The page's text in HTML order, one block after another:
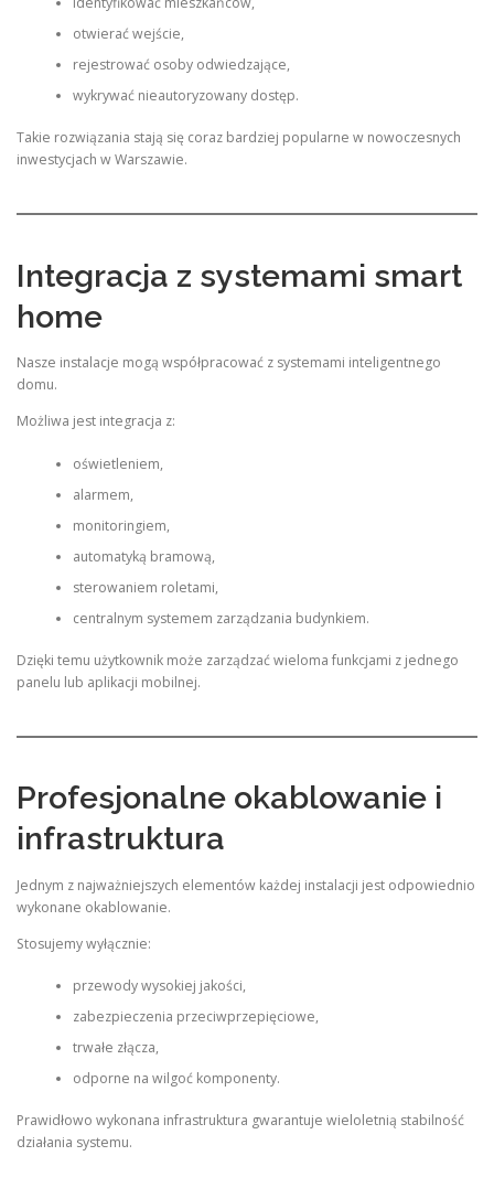
otwierać wejście,
rejestrować osoby odwiedzające,
wykrywać nieautoryzowany dostęp.
Takie rozwiązania stają się coraz bardziej popularne w nowoczesnych
inwestycjach w Warszawie.
Integracja z systemami smart
home
Nasze instalacje mogą współpracować z systemami inteligentnego
domu.
Możliwa jest integracja z:
oświetleniem,
alarmem,
monitoringiem,
automatyką bramową,
sterowaniem roletami,
centralnym systemem zarządzania budynkiem.
Dzięki temu użytkownik może zarządzać wieloma funkcjami z jednego
panelu lub aplikacji mobilnej.
Profesjonalne okablowanie i
infrastruktura
Jednym z najważniejszych elementów każdej instalacji jest odpowiednio
wykonane okablowanie.
Stosujemy wyłącznie:
przewody wysokiej jakości,
zabezpieczenia przeciwprzepięciowe,
trwałe złącza,
odporne na wilgoć komponenty.
Prawidłowo wykonana infrastruktura gwarantuje wieloletnią stabilność
działania systemu.